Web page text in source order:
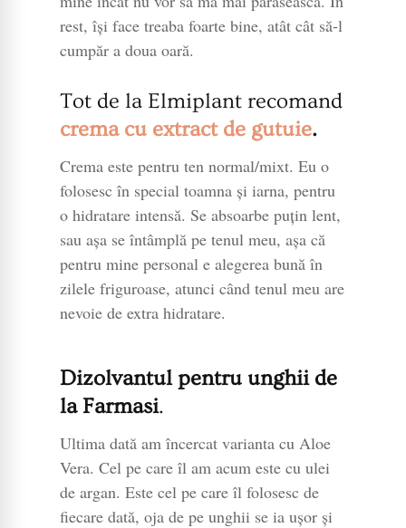
rest, își face treaba foarte bine, atât cât să-l
cumpăr a doua oară.
Tot de la Elmiplant recomand
crema cu extract de gutuie.
Crema este pentru ten normal/mixt. Eu o
folosesc în special toamna și iarna, pentru
o hidratare intensă. Se absoarbe puțin lent,
sau așa se întâmplă pe tenul meu, așa că
pentru mine personal e alegerea bună în
zilele friguroase, atunci când tenul meu are
nevoie de extra hidratare.
Dizolvantul pentru unghii de
la Farmasi.
Ultima dată am încercat varianta cu Aloe
Vera. Cel pe care îl am acum este cu ulei
de argan. Este cel pe care îl folosesc de
fiecare dată, oja de pe unghii se ia ușor și